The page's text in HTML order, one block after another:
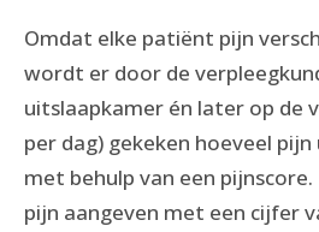
Omdat elke patiënt pijn
wordt er door de
uitslaapkamer én later op de
per dag) gekeken hoeveel
met behulp van een
pijn aangeven met een cijfer